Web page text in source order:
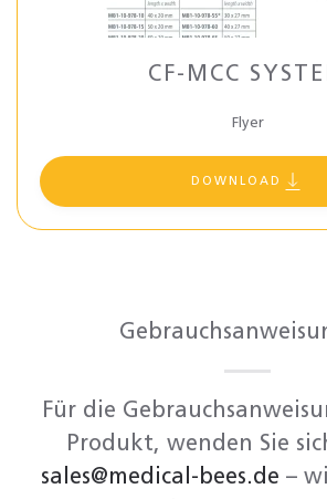
CF-MCC
Flyer
DOWNLOAD
Für die
Produkt, wenden Sie
sales@medical-bees.de –